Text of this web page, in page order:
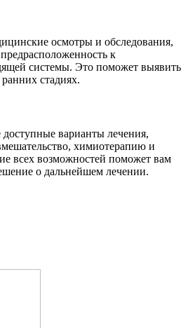
осмотры и обследования,
к
системы. Это поможет выявить
стадиях.
варианты лечения,
химиотерапию и
всех возможностей поможет вам
о дальнейшем лечении.